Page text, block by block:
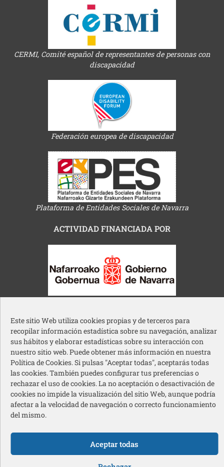
Este sitio Web utiliza cookies propias y de terceros para
recopilar información estadística sobre su navegación, analizar
sus hábitos y elaborar estadísticas sobre su interacción con
nuestro sitio web. Puede obtener más información en nuestra
Política de Cookies. Si pulsas "Aceptar todas", aceptarás todas
las cookies. También puedes configurar tus preferencias o
rechazar el uso de cookies. La no aceptación o desactivación de
cookies no impide la visualización del sitio Web, aunque podría
afectar a la velocidad de navegación o correcto funcionamiento
del mismo.
Aceptar todas
CERMI, Comité español de representantes de personas con
discapacidad
Federación europea de discapacidad
Plataforma de Entidades Sociales de Navarra
ACTIVIDAD FINANCIADA POR
Ayuntamiento de Pamplona
Acción Social Caja Rural de Navarra